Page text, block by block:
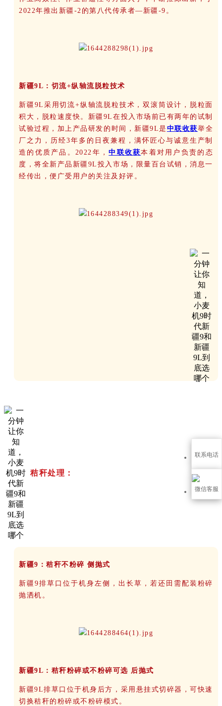
2022年推出新疆-2的第八代传承者—新疆-9。
新疆9L：切流+纵轴流脱粒技术
新疆9L采用切流+纵轴流脱粒技术，双滚筒设计，脱粒面
积大，脱粒速度快。新疆9L在投入市场前已有两年的试制
试验过程，加上产品研发的时间，新疆9L是 中联收获举全
厂之力，历经3年多的日夜兼程，满怀匠心与诚意生产制
造的优质产品。2022年，中联收获本着对用户负责的态
度，将全新产品新疆9L投入市场，限量百台试销，消息一
经传出，便广受用户的关注及好评。
秸秆处理：
新疆9：秸秆不粉碎 侧抛式
新疆9排草口位于机身左侧，出长草，若还田需配装粉碎
抛洒机。
新疆9L：秸秆粉碎或不粉碎可选 后抛式
新疆9L排草口位于机身后方，采用悬挂式切碎器，可快速
切换秸秆的粉碎或不粉碎模式。
联系电话
微信客服